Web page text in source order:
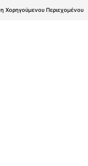
Χορηγούμενου Περιεχομένου